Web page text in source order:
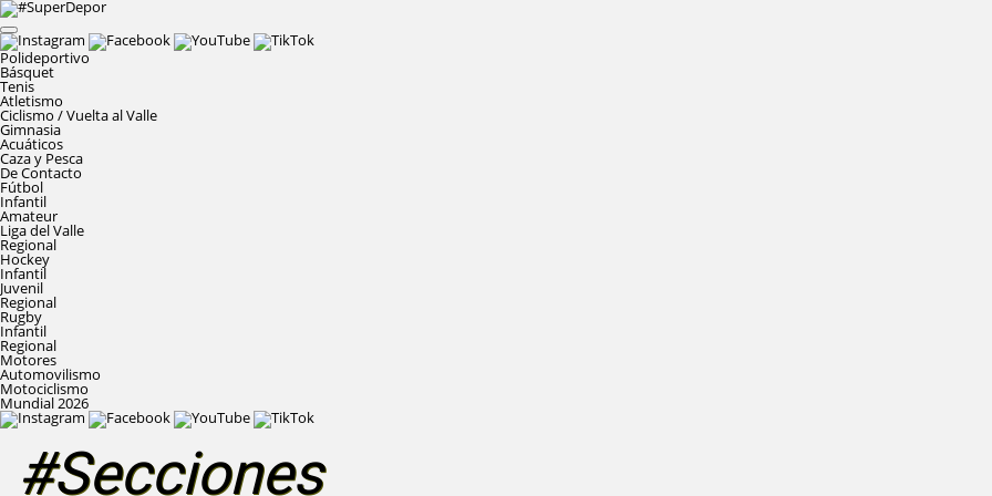
Polideportivo
Básquet
Tenis
Atletismo
Ciclismo / Vuelta al Valle
Gimnasia
Acuáticos
Caza y Pesca
De Contacto
Fútbol
Infantil
Amateur
Liga del Valle
Regional
Hockey
Infantil
Juvenil
Regional
Rugby
Infantil
Regional
Motores
Automovilismo
Motociclismo
Mundial 2026
#Secciones